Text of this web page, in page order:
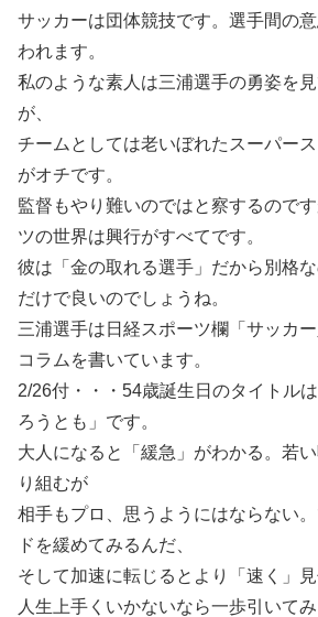
サッカーは団体競技です。選手間の
われます。
私のような素人は三浦選手の勇姿を
が、
チームとしては老いぼれたスーパー
がオチです。
監督もやり難いのではと察するので
ツの世界は興行がすべてです。
彼は「金の取れる選手」だから別格
だけで良いのでしょうね。
三浦選手は日経スポーツ欄「サッカ
コラムを書いています。
2/26付・・・54歳誕生日のタイトル
ろうとも」です。
大人になると「緩急」がわかる。若
り組むが
相手もプロ、思うようにはならない
ドを緩めてみるんだ、
そして加速に転じるとより「速く」見
人生上手くいかないなら一歩引いてみ